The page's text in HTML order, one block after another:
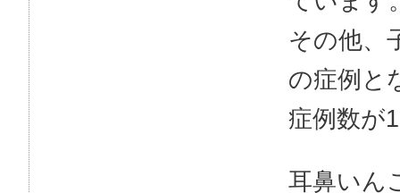
その他、
の症例と
症例数が
耳鼻いん